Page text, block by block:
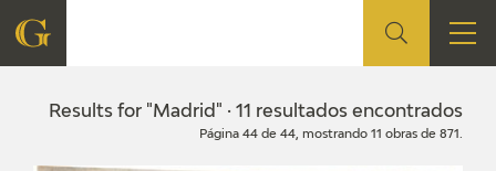
FOUNDATION
Results for "Madrid" · 11 resultados encontrados
Página 44 de 44, mostrando 11 obras de 871.